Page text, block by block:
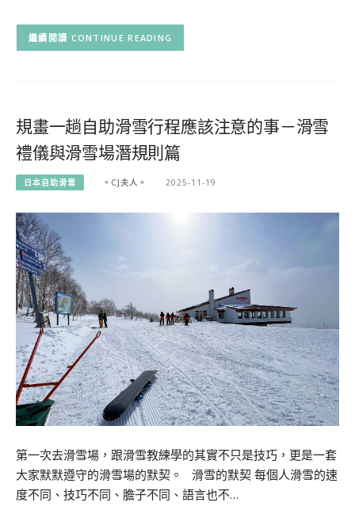
CONTINUE READING
規畫一趟自助滑雪行程應該注意的事－滑雪
禮儀與滑雪場潛規則篇
日本自助滑雪 。CJ夫人。 2025-11-19
第一次去滑雪場，跟滑雪教練學的其實不只是技巧，更是一套
大家默默遵守的滑雪場的默契。 滑雪的默契 每個人滑雪的速
度不同、技巧不同、膽子不同、語言也不…